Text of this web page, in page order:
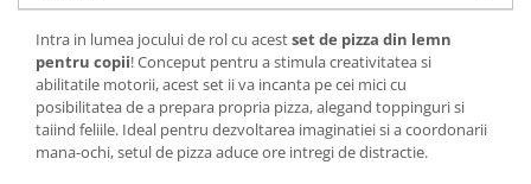
Intra in lumea jocului de rol cu acestset de pizza din lemn
pentru copii! Conceput pentru a stimula creativitatea si
abilitatile motorii, acest set ii va incanta pe cei mici cu
posibilitatea de a prepara propria pizza, alegand toppinguri si
taiind feliile. Ideal pentru dezvoltarea imaginatiei si a coordonarii
mana-ochi, setul de pizza aduce ore intregi de distractie.